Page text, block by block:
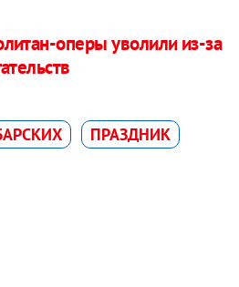
оперы уволили из-за
ПРАЗДНИК